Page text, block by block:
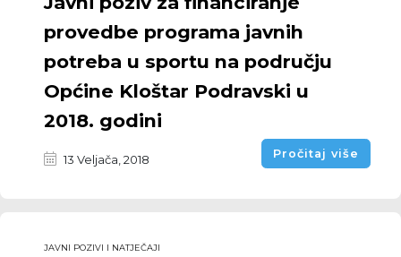
provedbe programa javnih
potreba u sportu na području
Općine Kloštar Podravski u
2018. godini
13 Veljača, 2018 Pročitaj više
JAVNI POZIVI I NATJEČAJI